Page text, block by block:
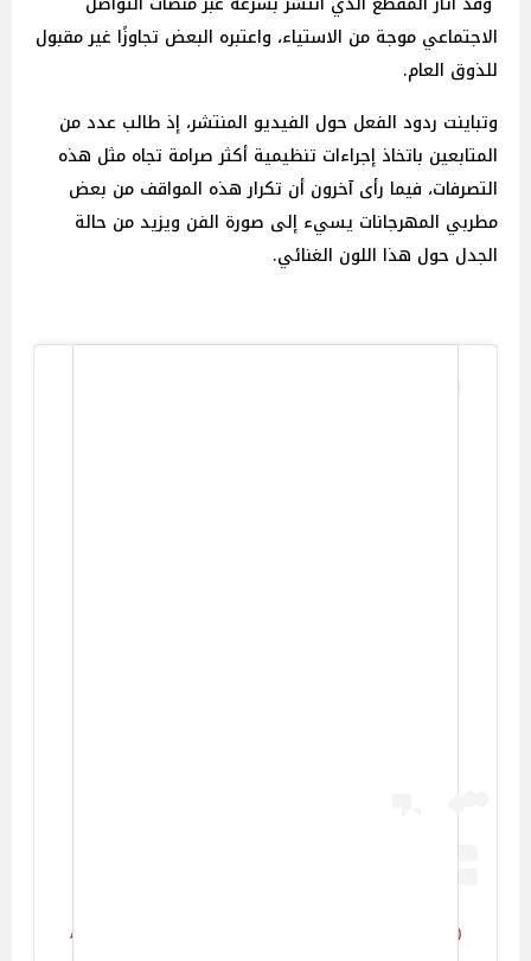
الاجتماعي موجة من الاستياء، واعتبره البعض تجاوزًا غير مقبول
للذوق العام.
وتباينت ردود الفعل حول الفيديو المنتشر، إذ طالب عدد من
المتابعين باتخاذ إجراءات تنظيمية أكثر صرامة تجاه مثل هذه
التصرفات، فيما رأى آخرون أن تكرار هذه المواقف من بعض
مطربي المهرجانات يسيء إلى صورة الفن ويزيد من حالة
الجدل حول هذا اللون الغنائي.
A post shared by Omar kamal (@omarkamal.official)